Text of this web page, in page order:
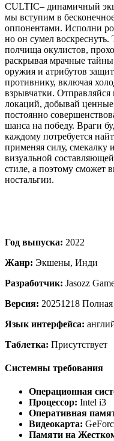
CULTIC– динамичный
мы вступим в
оппонентами. Исполни
но он сумел воскреснуть.
полчища окулистов,
раскрывая мрачные
оружия и атрибутов
противнику, включая
взрывчатки.
локаций, добывай
постоянно
шанса на победу. Враги
каждому потребуется
применяя силу, смекалку
визуальной
стиле, а поэтому сможет
ностальгии.
Год выпуска: 2022
Жанр: Экшены, Инди
Разработчик: Jasozz
Версия: 20251218
Язык интерфейса:
Таблетка: Присутствует
Системны требования
Операционная
Процессор: Intel i3
Оперативная
Видеокарта:
Памяти на